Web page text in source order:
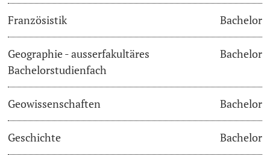
Hörerinnen/Hörer
Student Life
Beratung & Support
Studienberatung
Französistik Bachelor
Geographie - ausserfakultäres
Bachelorstudienfach
Bachelor
Geowissenschaften Bachelor
Geschichte Bachelor